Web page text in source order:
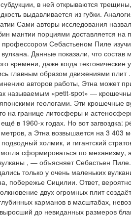
субдукции, в ней открываются
выдавливается из губки.
Сами авторы исследования
мантии порциями доставляется на
профессором Себастьеном Пиле
Данные показали, что
времени, даже когда
главным образом движениями
авторов работы, Этна может
называемым «petit-spot» —
геологами. Эти крошечные
на границе литосферы и
в 1960-х годах. Но вот загвоздка:
метров, а Этна возвышается на 3
холмик, и гигантский
сформироваться по механизму,
, — объясняет Себастьен
только у очень маленьких
побережье Сицилии. Ответ,
двух огромных плит
карманов в масштабах,
до невиданных размеров